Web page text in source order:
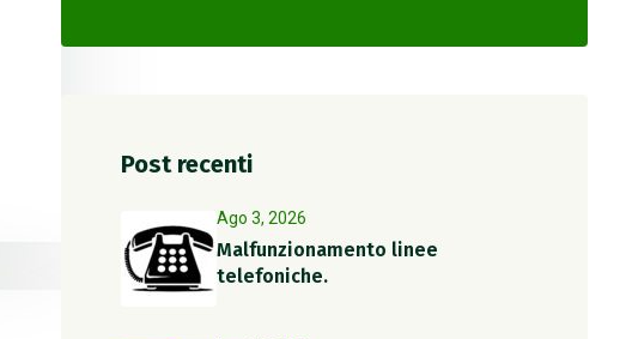
Post recenti
Ago 3, 2026
Malfunzionamento linee
telefoniche.